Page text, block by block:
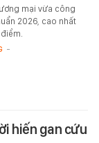
mại vừa công
2026, cao nhất
-
hiến gan cứu